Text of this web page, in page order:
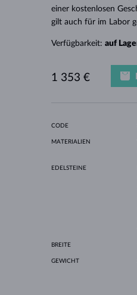
GESCHENKIDEENeiner kostenlosen
gilt auch für im Labor
Verfügbarkeit: auf
1 353 €
CODE
MATERIALIEN
EDELSTEINE
BREITE
GEWICHT